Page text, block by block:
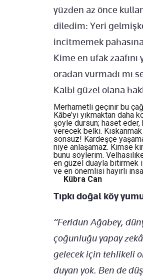
yüzden az önce
diledim: Yeri
incitmemek
Kime en ufak
oradan vurmadı mı
Kalbi güzel olana
Merhametli geçinir bu
Kâbe’yi yıkmaktan daha
şöyle dursun; haset eder,
verecek belki.
sonsuz! Kardeşçe
niye anlaşamaz. Kimse
bunu söylerim.
en güzel duayla bitirmek
ve en önemlisi hayırlı
Kübra Can
Tıpkı doğal köy
“Feridun Ağabey,
çoğunluğu yapay
gelecek için tehlikeli
duyan yok. Ben de